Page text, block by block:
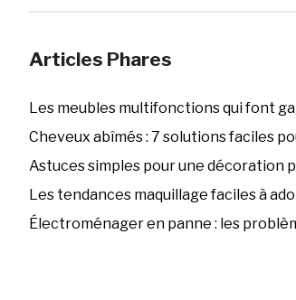
Articles Phares
Les meubles multifonctions qui font
Cheveux abîmés : 7 solutions faciles
Astuces simples pour une décoration
Les tendances maquillage faciles à
Électroménager en panne : les